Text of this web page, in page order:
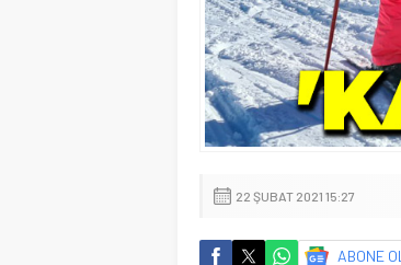
22 ŞUBAT 2021 15:27
ABONE OL